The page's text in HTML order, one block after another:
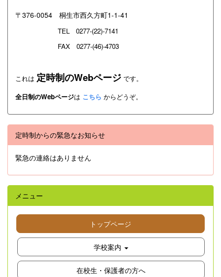
〒376-0054 桐生市西久方町1-1-41
TEL 0277-(22)-7141
FAX 0277-(46)-4703
これは 定時制のWebページ です。
全日制のWebページは こちら からどうぞ。
定時制からの緊急なお知らせ
緊急の連絡はありません
メニュー
トップページ
学校案内
在校生・保護者の方へ